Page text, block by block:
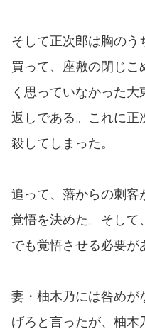
そして正次郎は胸のう
買って、座敷の閉じこ
く思っていなかった
返しである。これに正
殺してしまった。
追って、藩からの刺客
覚悟を決めた。そして
でも覚悟させる必要が
妻・柚木乃には咎めが
げろと言ったが、柚木